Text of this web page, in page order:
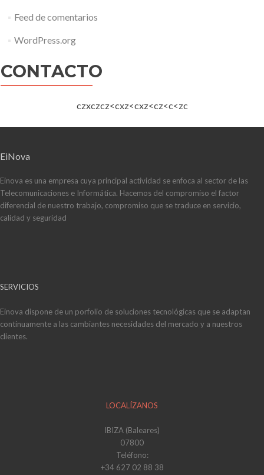
Feed de comentarios
WordPress.org
CONTACTO
czxczcz<cxz<cxz<cz<c<zc
EiNova
Einova es una empresa cuya principal actividad se enfoca al sector de las
Telecomunicaciones e Informática. Hacemos del compromiso el factor
diferencial de nuestro trabajo, compromiso que se traduce en servicio,
calidad y seguridad
SERVICIOS
Einova dispone de un porfolio de soluciones tecnológicas que se adaptan
continuamente a las cambiantes necesidades del mercado y a nuestros
clientes.
LOCALÍZANOS
IBIZA (Baleares)
07800
Teléfono:
+34 627 02 88 38